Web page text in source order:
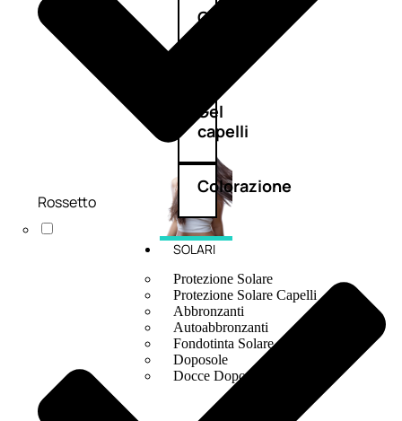
Cera
Gel
capelli
Colorazione
SOLARI
Protezione Solare
Protezione Solare Capelli
Abbronzanti
Autoabbronzanti
Fondotinta Solare
Doposole
Docce Doposole
Rossetto